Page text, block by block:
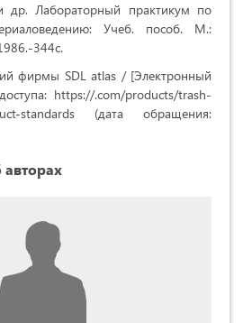
др. Лабораторный практикум по
Учеб. пособ. М.:
344с.
фирмы SDL atlas / [Электронный
https://.com/products/trash-
standards (дата обращения: